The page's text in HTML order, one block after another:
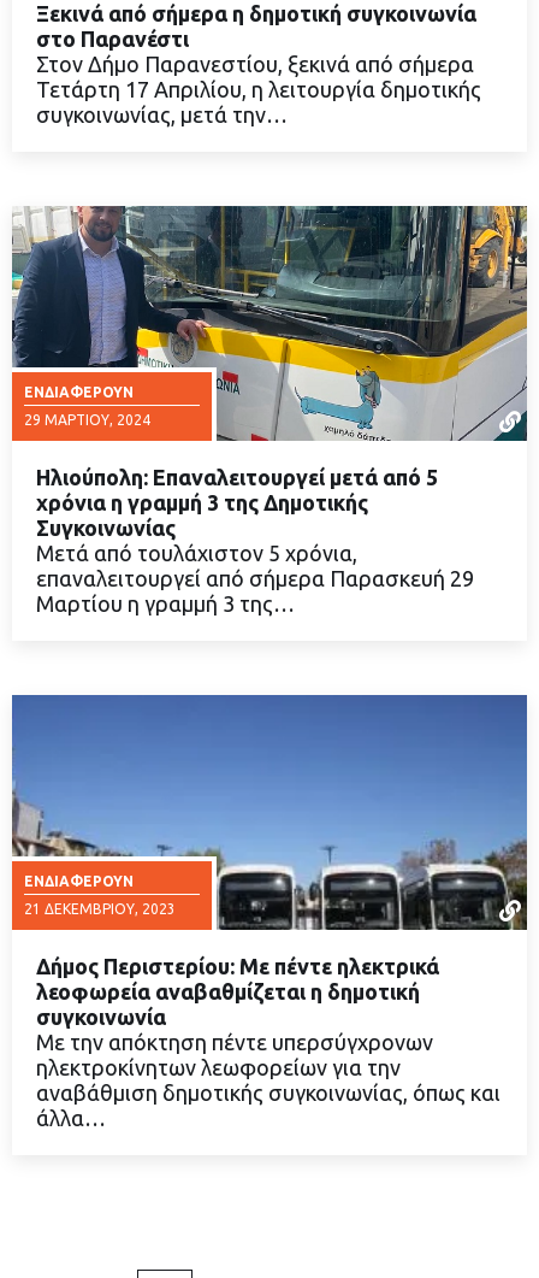
ΔΙΑΒΑΣΤΕ ΠΕΡΙΣΣΟΤΕΡΑ
Ξεκινά από σήμερα η δημοτική συγκοινωνία
στο Παρανέστι
Στον Δήμο Παρανεστίου, ξεκινά από σήμερα
Τετάρτη 17 Απριλίου, η λειτουργία δημοτικής
συγκοινωνίας, μετά την…
ΕΝΔΙΑΦΈΡΟΥΝ
29 ΜΑΡΤΊΟΥ, 2024
ΔΙΑΒΑΣΤΕ ΠΕΡΙΣΣΟΤΕΡΑ
Ηλιούπολη: Επαναλειτουργεί μετά από 5
χρόνια η γραμμή 3 της Δημοτικής
Συγκοινωνίας
Μετά από τουλάχιστον 5 χρόνια,
επαναλειτουργεί από σήμερα Παρασκευή 29
Μαρτίου η γραμμή 3 της…
ΕΝΔΙΑΦΈΡΟΥΝ
21 ΔΕΚΕΜΒΡΊΟΥ, 2023
ΔΙΑΒΑΣΤΕ ΠΕΡΙΣΣΟΤΕΡΑ
Δήμος Περιστερίου: Με πέντε ηλεκτρικά
λεοφωρεία αναβαθμίζεται η δημοτική
συγκοινωνία
Με την απόκτηση πέντε υπερσύγχρονων
ηλεκτροκίνητων λεωφορείων για την
αναβάθμιση δημοτικής συγκοινωνίας, όπως και
άλλα…